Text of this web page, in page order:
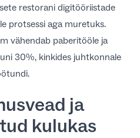
restorani digitööriistade
protsessi aga muretuks.
vähendab paberitööle ja
30%, kinkides juhtkonnale
ja
kulukas